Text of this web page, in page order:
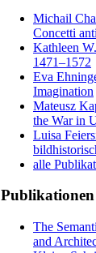
Michail
Concetti
Kathleen
1471–1572
Eva
Imagination
Mateusz
the War in
Luisa
alle
Publikationen
The
and